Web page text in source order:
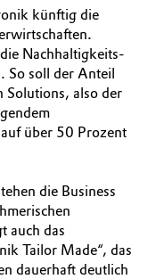
künftig die
Nachhaltigkeits-
So soll der Anteil
Solutions, also der
über 50 Prozent
die Business
auch das
Tailor Made“, das
dauerhaft deutlich